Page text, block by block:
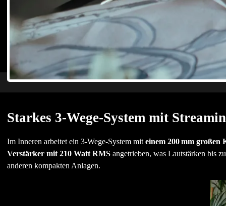
Starkes 3-Wege-System mit
Im Inneren arbeitet ein 3-Wege-System mit einem 200 mm großen
Verstärker mit 210 Watt RMSangetrieben, was Lautstärken bis
anderen kompakten Anlagen.